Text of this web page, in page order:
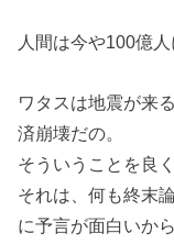
人間は今や100億
ワタスは地震が来
済崩壊だの。
そういうことを良
それは、何も終末
に予言が面白いから